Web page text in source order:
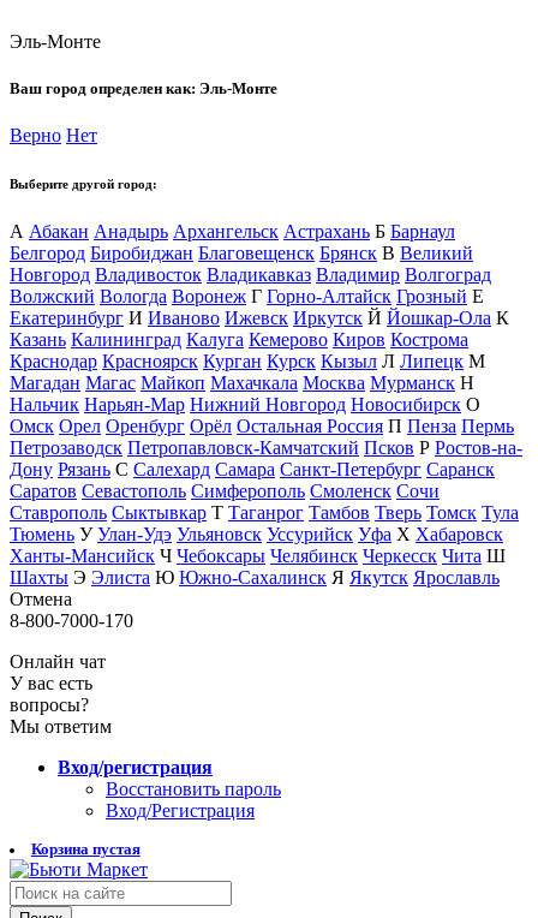
Эль-Монте
Ваш город определен как: Эль-Монте
Верно Нет
Выберите другой город:
А Абакан Анадырь Архангельск Астрахань Б Барнаул
Белгород Биробиджан Благовещенск Брянск В Великий
Новгород Владивосток Владикавказ Владимир Волгоград
Волжский Вологда Воронеж Г Горно-Алтайск Грозный Е
Екатеринбург И Иваново Ижевск Иркутск Й Йошкар-Ола К
Казань Калининград Калуга Кемерово Киров Кострома
Краснодар Красноярск Курган Курск Кызыл Л Липецк М
Магадан Магас Майкоп Махачкала Москва Мурманск Н
Нальчик Нарьян-Мар Нижний Новгород Новосибирск О
Омск Орел Оренбург Орёл Остальная Россия П Пенза Пермь
Петрозаводск Петропавловск-Камчатский Псков Р Ростов-на-
Дону Рязань С Салехард Самара Санкт-Петербург Саранск
Саратов Севастополь Симферополь Смоленск Сочи
Ставрополь Сыктывкар Т Таганрог Тамбов Тверь Томск Тула
Тюмень У Улан-Удэ Ульяновск Уссурийск Уфа Х Хабаровск
Ханты-Мансийск Ч Чебоксары Челябинск Черкесск Чита Ш
Шахты Э Элиста Ю Южно-Сахалинск Я Якутск Ярославль
Отмена
8-800-7000-170
Онлайн чат
У вас есть
вопросы?
Мы ответим
Вход/регистрация
Восстановить пароль
Вход/Регистрация
Корзина пустая